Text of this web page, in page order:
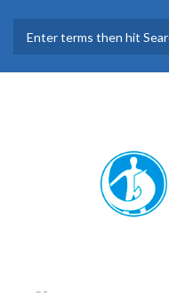
BÚSQUEDA